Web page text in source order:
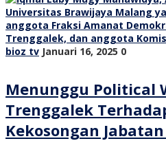
bioz tv Januari 16, 2025 0
Menunggu Political
Trenggalek
Kekosongan